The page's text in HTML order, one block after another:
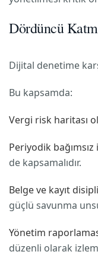
Dördüncü
Dijital denetime
Bu kapsamda:
Vergi risk haritası
Periyodik
de kapsamalıdır.
Belge ve kayıt
güçlü savunma
Yönetim
düzenli olarak